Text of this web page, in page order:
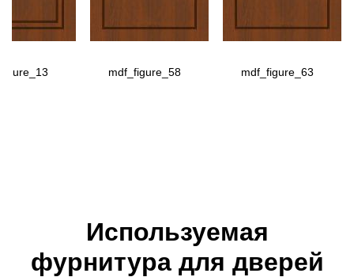
mdf_figure_58 mdf_figure_63
Используемая
фурнитура для дверей